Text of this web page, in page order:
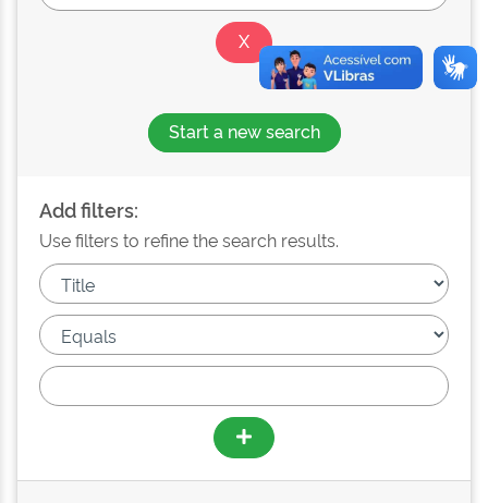
Start a new search
Add filters:
Use filters to refine the search results.